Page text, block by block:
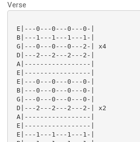
Verse
E|---0---0---0---0-|
B|---1---1---1---1-|
G|---0---0---0---2-| x4
D|---2---2---2---2-|
A|-----------------|
E|-----------------|
E|---0---0---0---0-|
B|---0---0---0---0-|
G|---0---0---0---0-|
D|---2---2---2---2-| x2
A|-----------------|
E|-----------------|
E|---1---1---1---1-|